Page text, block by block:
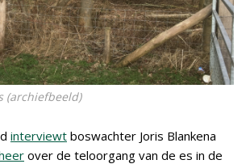
(archiefbeeld)
interviewt boswachter Joris Blankena
over de teloorgang van de es in de